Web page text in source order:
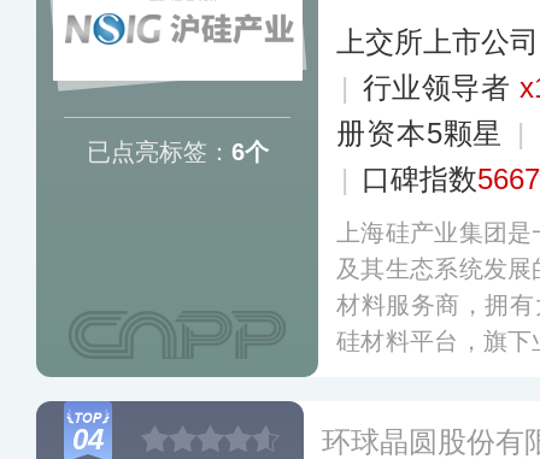
已点亮标签： 6个
上交所上市公司
| 行业领导者
册资本5颗星
|
| 口碑指数5667
上海硅产业集团
及其生态系统发
材料服务商，拥
硅材料平台，旗
04 环球晶圆股份有